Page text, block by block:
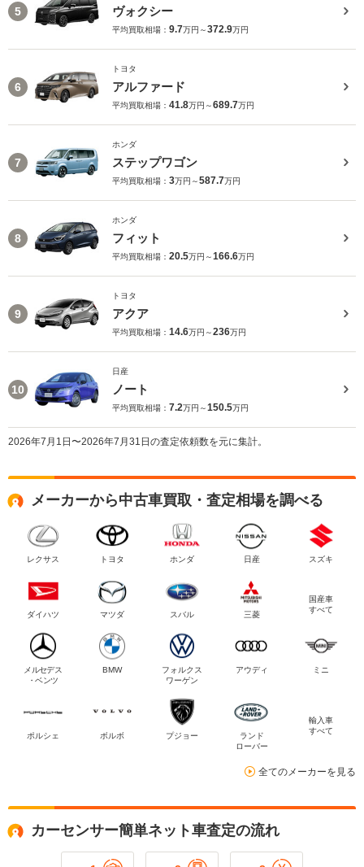
5 ヴォクシー
平均買取相場： 9.7万円～372.9万円
6
トヨタ
アルファード
平均買取相場： 41.8万円～689.7万円
7
ホンダ
ステップワゴン
平均買取相場： 3万円～587.7万円
8
ホンダ
フィット
平均買取相場： 20.5万円～166.6万円
9
トヨタ
アクア
平均買取相場： 14.6万円～236万円
10
日産
ノート
平均買取相場： 7.2万円～150.5万円
2026年7月1日〜2026年7月31日の査定依頼数を元に集計。
メーカーから中古車買取・査定相場を調べる
レクサス トヨタ ホンダ 日産 スズキ
ダイハツ マツダ スバル 三菱
国産車
すべて
メルセデス
・ベンツ
BMW
フォルクス
ワーゲン
アウディ ミニ
ポルシェ ボルボ プジョー
ランド
ローバー
輸入車
すべて
全てのメーカーを見る
カーセンサー簡単ネット車査定の流れ